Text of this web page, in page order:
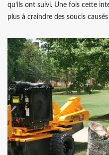
qu’ils ont suivi. Une fois cette
plus à craindre des soucis